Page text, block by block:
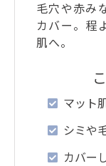
毛穴や赤み
カバー。程
肌へ。
マット
シミや
カバー